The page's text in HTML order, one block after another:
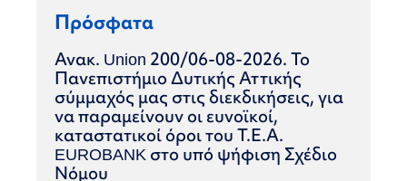
Πρόσφατα
Ανακ. Union 200/06-08-2026. Το
Πανεπιστήμιο Δυτικής Αττικής
σύμμαχός μας στις διεκδικήσεις, για
να παραμείνουν οι ευνοϊκοί,
καταστατικοί όροι του Τ.Ε.Α.
EUROBANK στο υπό ψήφιση Σχέδιο
Νόμου